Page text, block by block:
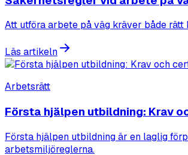
Att utföra arbete på väg kräver både
Läs artikeln
Arbetsrätt
Första hjälpen utbildning: Krav
Första hjälpen utbildning är en laglig
arbetsmiljöreglerna.